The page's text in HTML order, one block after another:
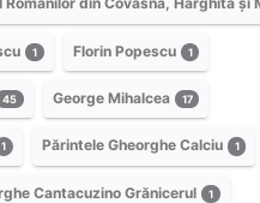
Românilor din Covasna, Harghita și
1 Florin Popescu 1
45 George Mihalcea 17
1 Părintele Gheorghe Calciu 1
Cantacuzino Grănicerul 1